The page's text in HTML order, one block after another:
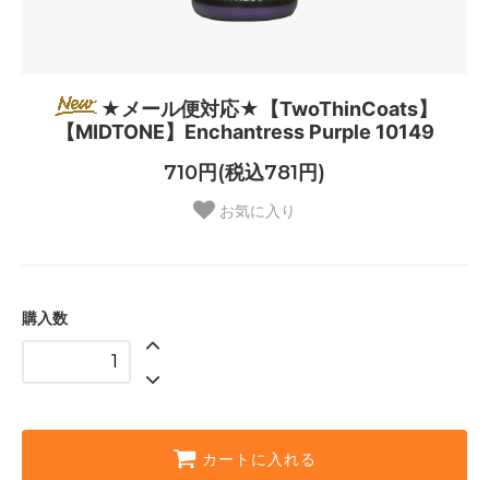
★メール便対応★【TwoThinCoats】
【MIDTONE】Enchantress Purple 10149
710円(税込781円)
お気に入り
購入数
カートに入れる